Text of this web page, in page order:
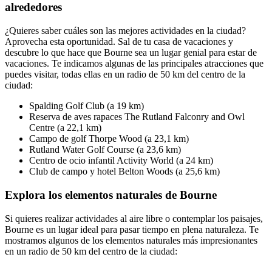
alrededores
¿Quieres saber cuáles son las mejores actividades en la ciudad?
Aprovecha esta oportunidad. Sal de tu casa de vacaciones y
descubre lo que hace que Bourne sea un lugar genial para estar de
vacaciones. Te indicamos algunas de las principales atracciones que
puedes visitar, todas ellas en un radio de 50 km del centro de la
ciudad:
Spalding Golf Club (a 19 km)
Reserva de aves rapaces The Rutland Falconry and Owl
Centre (a 22,1 km)
Campo de golf Thorpe Wood (a 23,1 km)
Rutland Water Golf Course (a 23,6 km)
Centro de ocio infantil Activity World (a 24 km)
Club de campo y hotel Belton Woods (a 25,6 km)
Explora los elementos naturales de Bourne
Si quieres realizar actividades al aire libre o contemplar los paisajes,
Bourne es un lugar ideal para pasar tiempo en plena naturaleza. Te
mostramos algunos de los elementos naturales más impresionantes
en un radio de 50 km del centro de la ciudad: